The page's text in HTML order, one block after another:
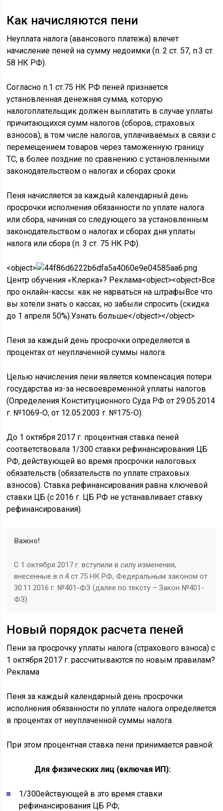
Как начисляются пени
Неуплата налога (авансового платежа) влечет
начисление пеней на сумму недоимки (п. 2 ст. 57, п.3 ст.
58 НК РФ).
Согласно п.1 ст.75 НК РФ пеней признается
установленная денежная сумма, которую
налогоплательщик должен выплатить в случае уплаты
причитающихся сумм налогов (сборов, страховых
взносов), в том числе налогов, уплачиваемых в связи с
перемещением товаров через таможенную границу
ТС, в более поздние по сравнению с установленными
законодательством о налогах и сборах сроки.
Пеня начисляется за каждый календарный день
просрочки исполнения обязанности по уплате налога
или сбора, начиная со следующего за установленным
законодательством о налогах и сборах дня уплаты
налога или сбора (п. 3 ст. 75 НК РФ).
<object>
Центр обучения «Клерка»? Реклама<object><object>Все
про онлайн-кассы: как не нарваться на штрафыВсе что
вы хотели знать о кассах, но забыли спросить (скидка
до 1 апреля 50%).Узнать больше</object></object>
Пеня за каждый день просрочки определяется в
процентах от неуплаченной суммы налога.
Целью начисления пени является компенсация потери
государства из-за несвоевременной уплаты налогов
(Определения Конституционного Суда РФ от 29.05.2014
г. №1069-О, от 12.05.2003 г. №175-О).
До 1 октября 2017 г. процентная ставка пеней
соответствовала 1/300 ставки рефинансирования ЦБ
РФ, действующей во время просрочки налоговых
обязательств (обязательств по уплате страховых
взносов). Ставка рефинансирования равна ключевой
ставки ЦБ (с 2016 г. ЦБ РФ не устанавливает ставку
рефинансирования).
Важно!
С 1 октября 2017 г. вступили в силу изменения,
внесенные в п.4 ст.75 НК РФ, Федеральным законом от
30.11.2016 г. №401-ФЗ (далее по тексту – Закон №401-
ФЗ).
Новый порядок расчета пеней
Пени за просрочку уплаты налога (страхового взноса) с
1 октября 2017 г. рассчитываются по новым правилам?
Реклама
Пеня за каждый календарный день просрочки
исполнения обязанности по уплате налога определяется
в процентах от неуплаченной суммы налога.
При этом процентная ставка пени принимается равной:
Для физических лиц (включая ИП):
1/300ействующей в это время ставки
рефинансирования ЦБ РФ;